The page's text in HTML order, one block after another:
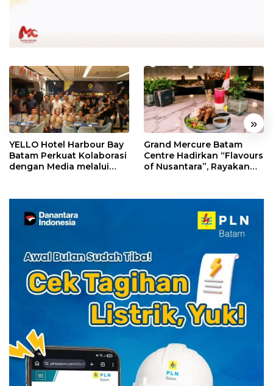
« »
YELLO Hotel Harbour Bay
Batam Perkuat Kolaborasi
dengan Media melalui
Grand Mercure Batam
Centre Hadirkan “Flavours
of Nusantara”, Rayakan